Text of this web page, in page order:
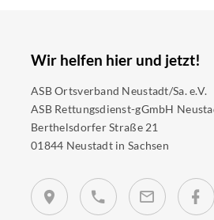
Wir helfen hier und jetzt!
ASB Ortsverband Neustadt/Sa. e.V.
ASB Rettungsdienst-gGmbH
Berthelsdorfer Straße 21
01844 Neustadt in Sachsen